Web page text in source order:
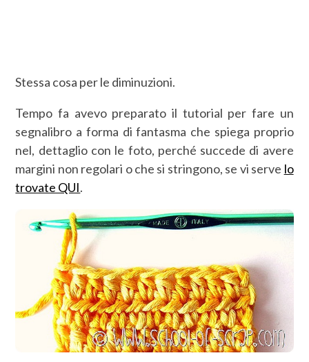
Stessa cosa per le diminuzioni.
Tempo fa avevo preparato il tutorial per fare un
segnalibro a forma di fantasma che spiega proprio
nel, dettaglio con le foto, perché succede di avere
margini non regolari o che si stringono, se vi serve lo
trovate QUI.